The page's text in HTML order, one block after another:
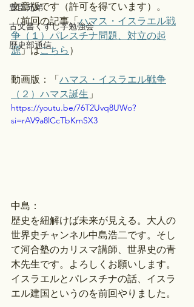
豊臣兄弟
古文書くずし字勉強会
歴史部通信
文章版です（許可を得ています）。
（前回の記事「ハマス・イスラエル戦
争（１）パレスチナ問題、対立の起
源」はこちら ）
動画版：「ハマス・イスラエル戦争
（２）ハマス誕生 」
https://youtu.be/76T2Uvq8UWo?
si=rAV9a8lCcTbKmSX3
中島：
歴史を紐解けば未来が見える。大人の
世界史チャンネル中島浩二です。そし
て河合塾のカリスマ講師、世界史の青
木先生です。よろしくお願いします。
イスラエルとパレスチナの話、イスラ
エル建国というのを前回やりました。